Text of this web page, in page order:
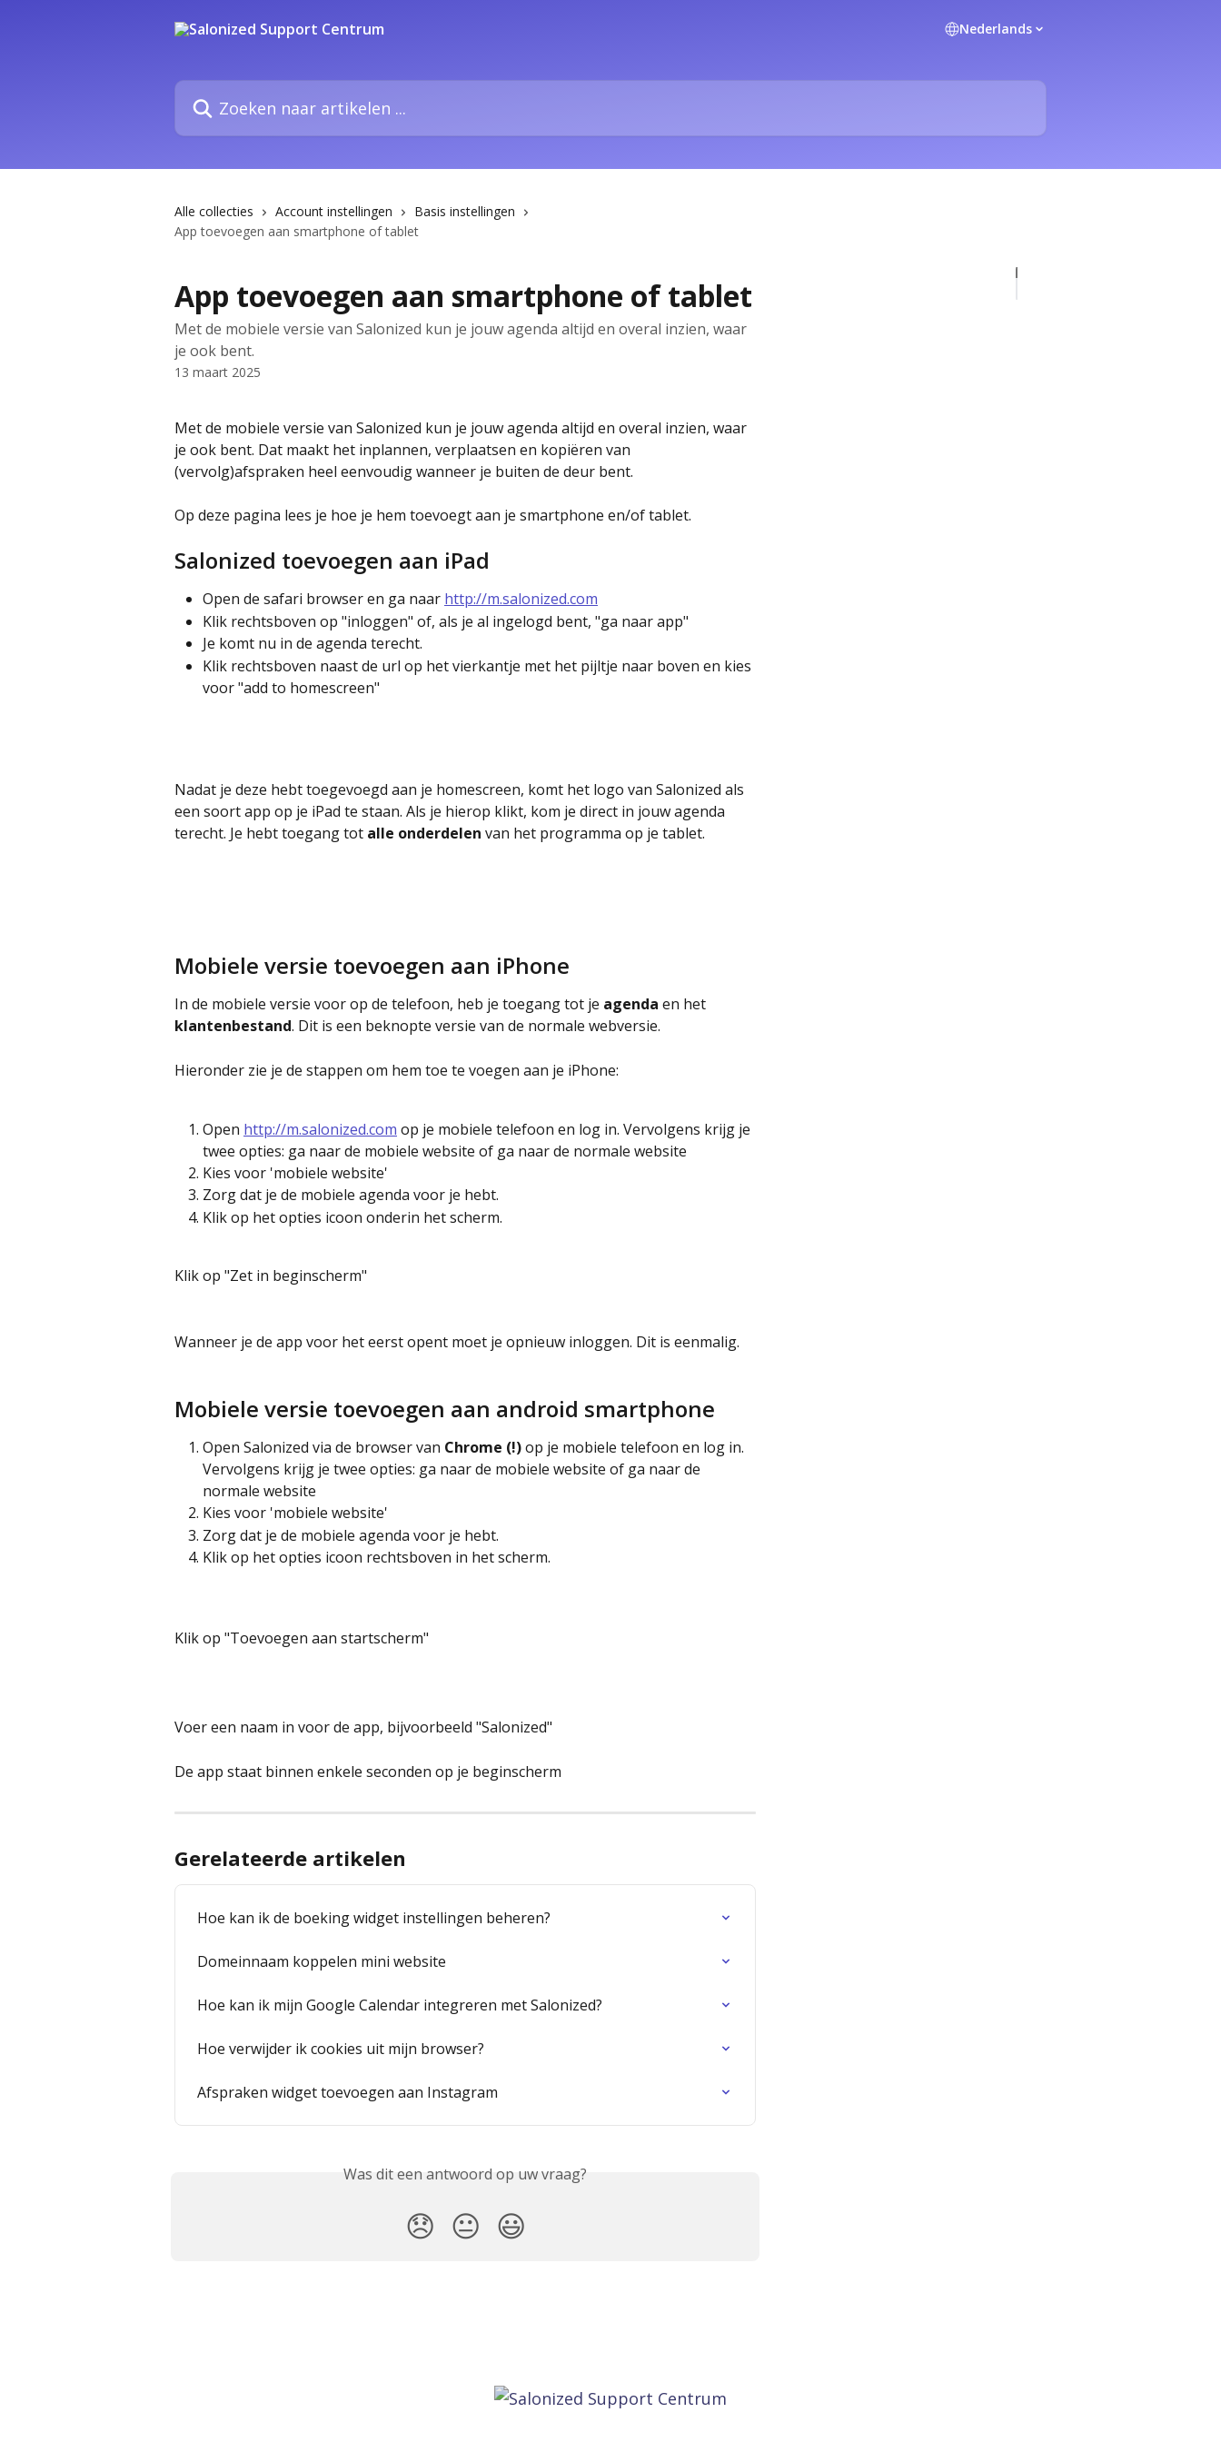
Nederlands
Zoeken naar artikelen ...
Alle collecties Account instellingen
Basis instellingen
App toevoegen aan smartphone of tablet
App toevoegen aan smartphone of tablet
Met de mobiele versie van Salonized kun je jouw agenda altijd en overal inzien, waar
je ook bent.
13 maart 2025
Met de mobiele versie van Salonized kun je jouw agenda altijd en overal inzien, waar
je ook bent. Dat maakt het inplannen, verplaatsen en kopiëren van
(vervolg)afspraken heel eenvoudig wanneer je buiten de deur bent.
Op deze pagina lees je hoe je hem toevoegt aan je smartphone en/of tablet.
Salonized toevoegen aan iPad
Open de safari browser en ga naar http://m.salonized.com
Klik rechtsboven op "inloggen" of, als je al ingelogd bent, "ga naar app"
Je komt nu in de agenda terecht.
Klik rechtsboven naast de url op het vierkantje met het pijltje naar boven en kies
voor "add to homescreen"
Nadat je deze hebt toegevoegd aan je homescreen, komt het logo van Salonized als
een soort app op je iPad te staan. Als je hierop klikt, kom je direct in jouw agenda
terecht. Je hebt toegang tot alle onderdelen van het programma op je tablet.
Mobiele versie toevoegen aan iPhone
In de mobiele versie voor op de telefoon, heb je toegang tot je agenda en het
klantenbestand. Dit is een beknopte versie van de normale webversie.
Hieronder zie je de stappen om hem toe te voegen aan je iPhone:
Open http://m.salonized.com op je mobiele telefoon en log in. Vervolgens krijg je
twee opties: ga naar de mobiele website of ga naar de normale website
Kies voor 'mobiele website'
Zorg dat je de mobiele agenda voor je hebt.
Klik op het opties icoon onderin het scherm.
Klik op "Zet in beginscherm"
Wanneer je de app voor het eerst opent moet je opnieuw inloggen. Dit is eenmalig.
Mobiele versie toevoegen aan android smartphone
Open Salonized via de browser van Chrome (!) op je mobiele telefoon en log in.
Vervolgens krijg je twee opties: ga naar de mobiele website of ga naar de
normale website
Kies voor 'mobiele website'
Zorg dat je de mobiele agenda voor je hebt.
Klik op het opties icoon rechtsboven in het scherm.
Klik op "Toevoegen aan startscherm"
Voer een naam in voor de app, bijvoorbeeld "Salonized"
De app staat binnen enkele seconden op je beginscherm
Gerelateerde artikelen
Hoe kan ik de boeking widget instellingen beheren?
Domeinnaam koppelen mini website
Hoe kan ik mijn Google Calendar integreren met Salonized?
Hoe verwijder ik cookies uit mijn browser?
Afspraken widget toevoegen aan Instagram
Was dit een antwoord op uw vraag?
😞 😐 😃